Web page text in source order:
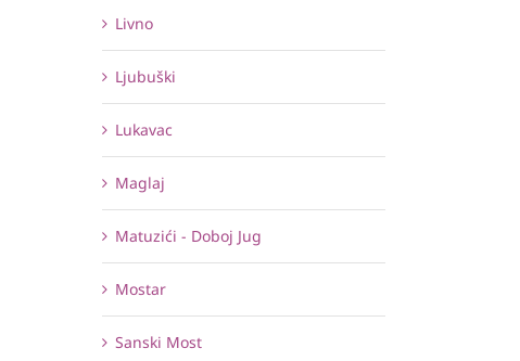
Livno
Ljubuški
Lukavac
Maglaj
Matuzići - Doboj Jug
Mostar
Sanski Most